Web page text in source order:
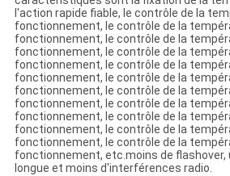
l'action rapide fiable, le contrôle de la
fonctionnement, le contrôle de la
fonctionnement, le contrôle de la
fonctionnement, le contrôle de la
fonctionnement, le contrôle de la
fonctionnement, le contrôle de la
fonctionnement, le contrôle de la
fonctionnement, le contrôle de la
fonctionnement, le contrôle de la
fonctionnement, le contrôle de la
fonctionnement, le contrôle de la
fonctionnement, etc.moins de flashover,
longue et moins d'interférences radio.